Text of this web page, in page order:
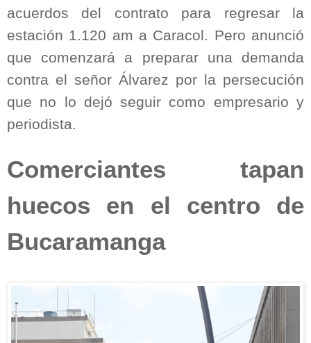
acuerdos del contrato para regresar la
estación 1.120 am a Caracol. Pero anunció
que comenzará a preparar una demanda
contra el señor Álvarez por la persecución
que no lo dejó seguir como empresario y
periodista.
Comerciantes tapan
huecos en el centro de
Bucaramanga